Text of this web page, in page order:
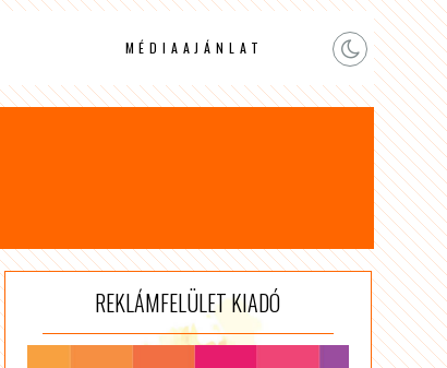
MÉDIAAJÁNLAT
REKLÁMFELÜLET KIADÓ